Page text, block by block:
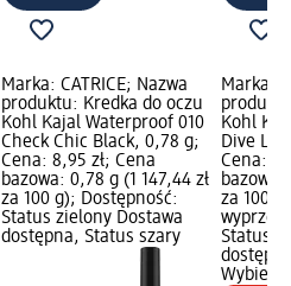
Marka: CATRICE; Nazwa
produktu: Kredka do oczu
Kohl Kajal Waterproof 010
Check Chic Black, 0,78 g;
Cena: 8,95 zł; Cena
bazowa: 0,78 g (1 147,44 zł
za 100 g); Dostępność:
Status zielony Dostawa
dostępna, Status szary
Marka:
Kohl
Dive
Cena:
bazowa:
za 100
Status
Wybierz